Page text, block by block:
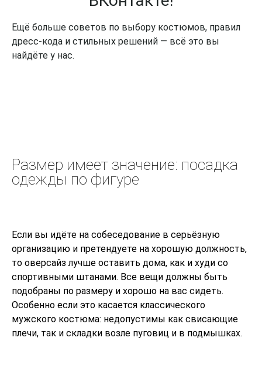
Ещё больше советов по выбору костюмов, правил
дресс-кода и стильных решений — всё это вы
найдёте у нас.
Размер имеет значение: посадка
одежды по фигуре
Если вы идёте на собеседование в серьёзную
организацию и претендуете на хорошую должность,
то оверсайз лучше оставить дома, как и худи со
спортивными штанами. Все вещи должны быть
подобраны по размеру и хорошо на вас сидеть.
Особенно если это касается классического
мужского костюма: недопустимы как свисающие
плечи, так и складки возле пуговиц и в подмышках.